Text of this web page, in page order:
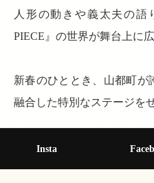
人形の動きや義太夫の語
PIECE』の世界が舞台上に
新春のひととき、山都町が
融合した特別なステージを
ONE PIECE：麦わらの一味
Insta